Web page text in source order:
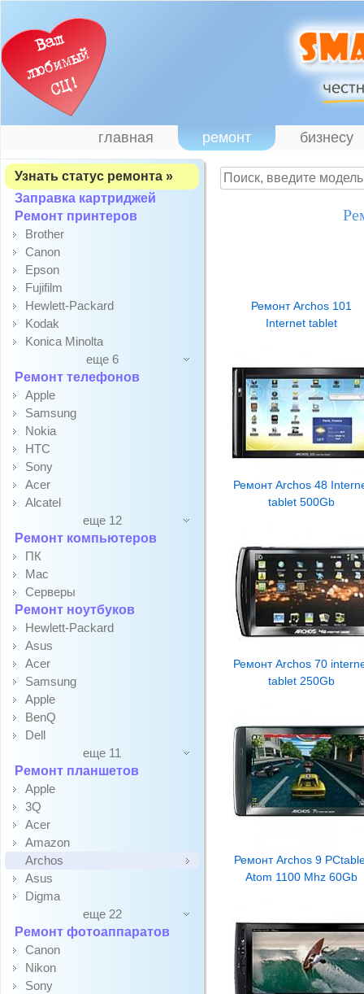
главная ремонт бизнесу
Узнать статус ремонта »
Заправка картриджей
Ремонт принтеров
Brother
Canon
Epson
Fujifilm
Hewlett-Packard
Kodak
Konica Minolta
еще 6
Ремонт телефонов
Apple
Samsung
Nokia
HTC
Sony
Acer
Alcatel
еще 12
Ремонт компьютеров
ПК
Mac
Серверы
Ремонт ноутбуков
Hewlett-Packard
Asus
Acer
Samsung
Apple
BenQ
Dell
еще 11
Ремонт планшетов
Apple
3Q
Acer
Amazon
Archos
Asus
Digma
еще 22
Ремонт фотоаппаратов
Canon
Nikon
Sony
Ремонт Archos 101
Internet tablet
Ремонт Archos 48
tablet 500Gb
Ремонт Archos 70
tablet 250Gb
Ремонт Archos 9
Atom 1100 Mhz 60Gb